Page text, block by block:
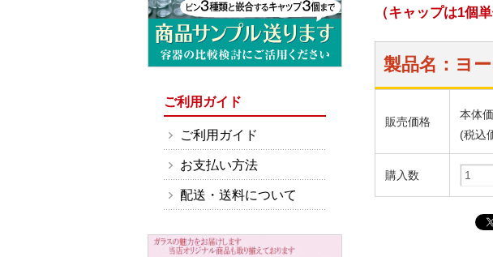
（キャップは1個
製品名：ヨ
販売価格
本体
(税込
購入数
ご利用ガイド
ご利用ガイド
お支払い方法
配送・送料について